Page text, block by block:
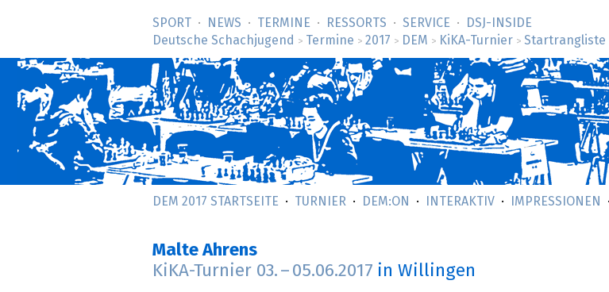
SPORT NEWS TERMINE RESSORTS SERVICE
DSJ-­INSIDE
Deutsche Schachjugend
> Termine > 2017 > DEM > KiKA-Turnier > Startrangliste
DEM 2017 STARTSEITE TURNIER DEM:ON INTERAKTIV IMPRESSIONEN
Malte Ahrens
KiKA-Turnier 03. – 05.06.2017 in Willingen